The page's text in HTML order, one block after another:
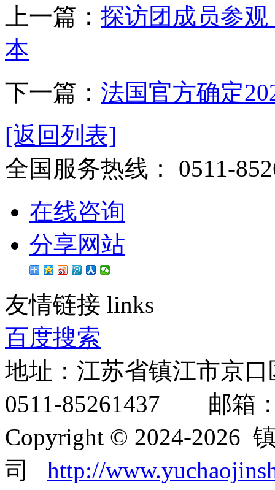
上一篇： 探访团成员参
本
下一篇： 法国官方确定
[返回列表]
全国服务热线： 0511-
在线咨询
分享网站
友情链接 links
百度搜索
地址：江苏省镇江市京
0511-85261437 邮箱：
Copyright © 2024-2026
司 http://